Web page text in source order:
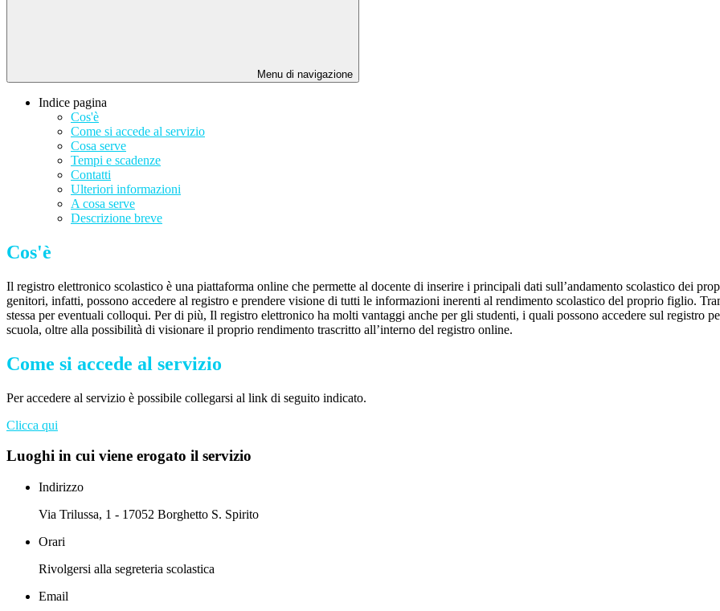
Menu di navigazione
Indice pagina
Cos'è
Come si accede al servizio
Cosa serve
Tempi e scadenze
Contatti
Ulteriori informazioni
A cosa serve
Descrizione breve
Cos'è
Il registro elettronico scolastico è una piattaforma online che permette al docente di inserire i principali dati sull’andamento scolastico dei
genitori, infatti, possono accedere al registro e prendere visione di tutti le informazioni inerenti al rendimento scolastico del proprio figlio.
stessa per eventuali colloqui. Per di più, Il registro elettronico ha molti vantaggi anche per gli studenti, i quali possono accedere sul registro
scuola, oltre alla possibilità di visionare il proprio rendimento trascritto all’interno del registro online.
Come si accede al servizio
Per accedere al servizio è possibile collegarsi al link di seguito indicato.
Clicca qui
Luoghi in cui viene erogato il servizio
Indirizzo
Via Trilussa, 1 - 17052 Borghetto S. Spirito
Orari
Rivolgersi alla segreteria scolastica
Email